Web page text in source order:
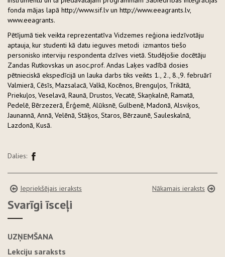
fonda mājas lapā http://www.sif.lv un http://www.eeagrants.lv,
www.eeagrants.
Pētījumā tiek veikta reprezentatīva Vidzemes reģiona iedzīvotāju
aptauja, kur studenti kā datu ieguves metodi izmantos tiešo
personisko interviju respondenta dzīves vietā. Studējošie docētāju
Zandas Rutkovskas un asoc.prof. Andas Laķes vadībā dosies
pētnieciskā ekspedīcijā un lauka darbs tiks veikts 1., 2., 8.,9. februārī
Valmierā, Cēsīs, Mazsalacā, Valkā, Kocēnos, Brenguļos, Trikātā,
Priekuļos, Veselavā, Raunā, Drustos, Vecatē, Skaņkalnē, Ramatā,
Pedelē, Bērzezerā, Ērģemē, Alūksnē, Gulbenē, Madonā, Alsviķos,
Jaunannā, Annā, Velēnā, Stāķos, Staros, Bērzaunē, Sauleskalnā,
Lazdonā, Kusā.
Dalies:
Iepriekšējais ieraksts Nākamais ieraksts
Svarīgi īsceļi
UZŅEMŠANA
Lekciju saraksts